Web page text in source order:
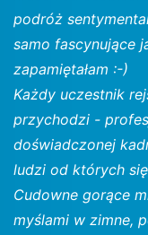
podróż
samo fascynujące
zapamiętałam :-)
Każdy uczestnik
przychodzi -
doświadczonej
ludzi od których
Cudowne gorące
myślami w zimne,